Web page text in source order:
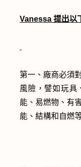
Vanessa 提出以
第一、廠商必須
風險，譬如玩具
能、易燃物、有
能、結構和自燃